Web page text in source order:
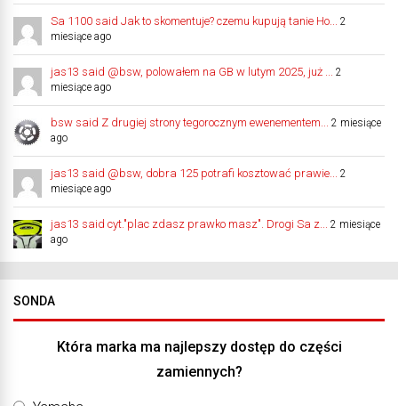
Sa 1100 said Jak to skomentuje? czemu kupują tanie Ho...
2
miesiące ago
jas13 said @bsw, polowałem na GB w lutym 2025, już ...
2
miesiące ago
bsw said Z drugiej strony tegorocznym ewenementem...
2 miesiące
ago
jas13 said @bsw, dobra 125 potrafi kosztować prawie...
2
miesiące ago
jas13 said cyt."plac zdasz prawko masz". Drogi Sa z...
2 miesiące
ago
SONDA
Która marka ma najlepszy dostęp do części
zamiennych?